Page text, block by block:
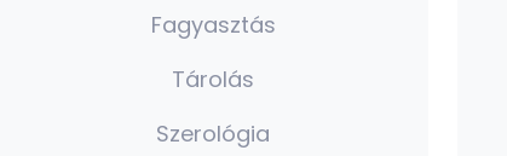
Fagyasztás
Tárolás
Szerológia